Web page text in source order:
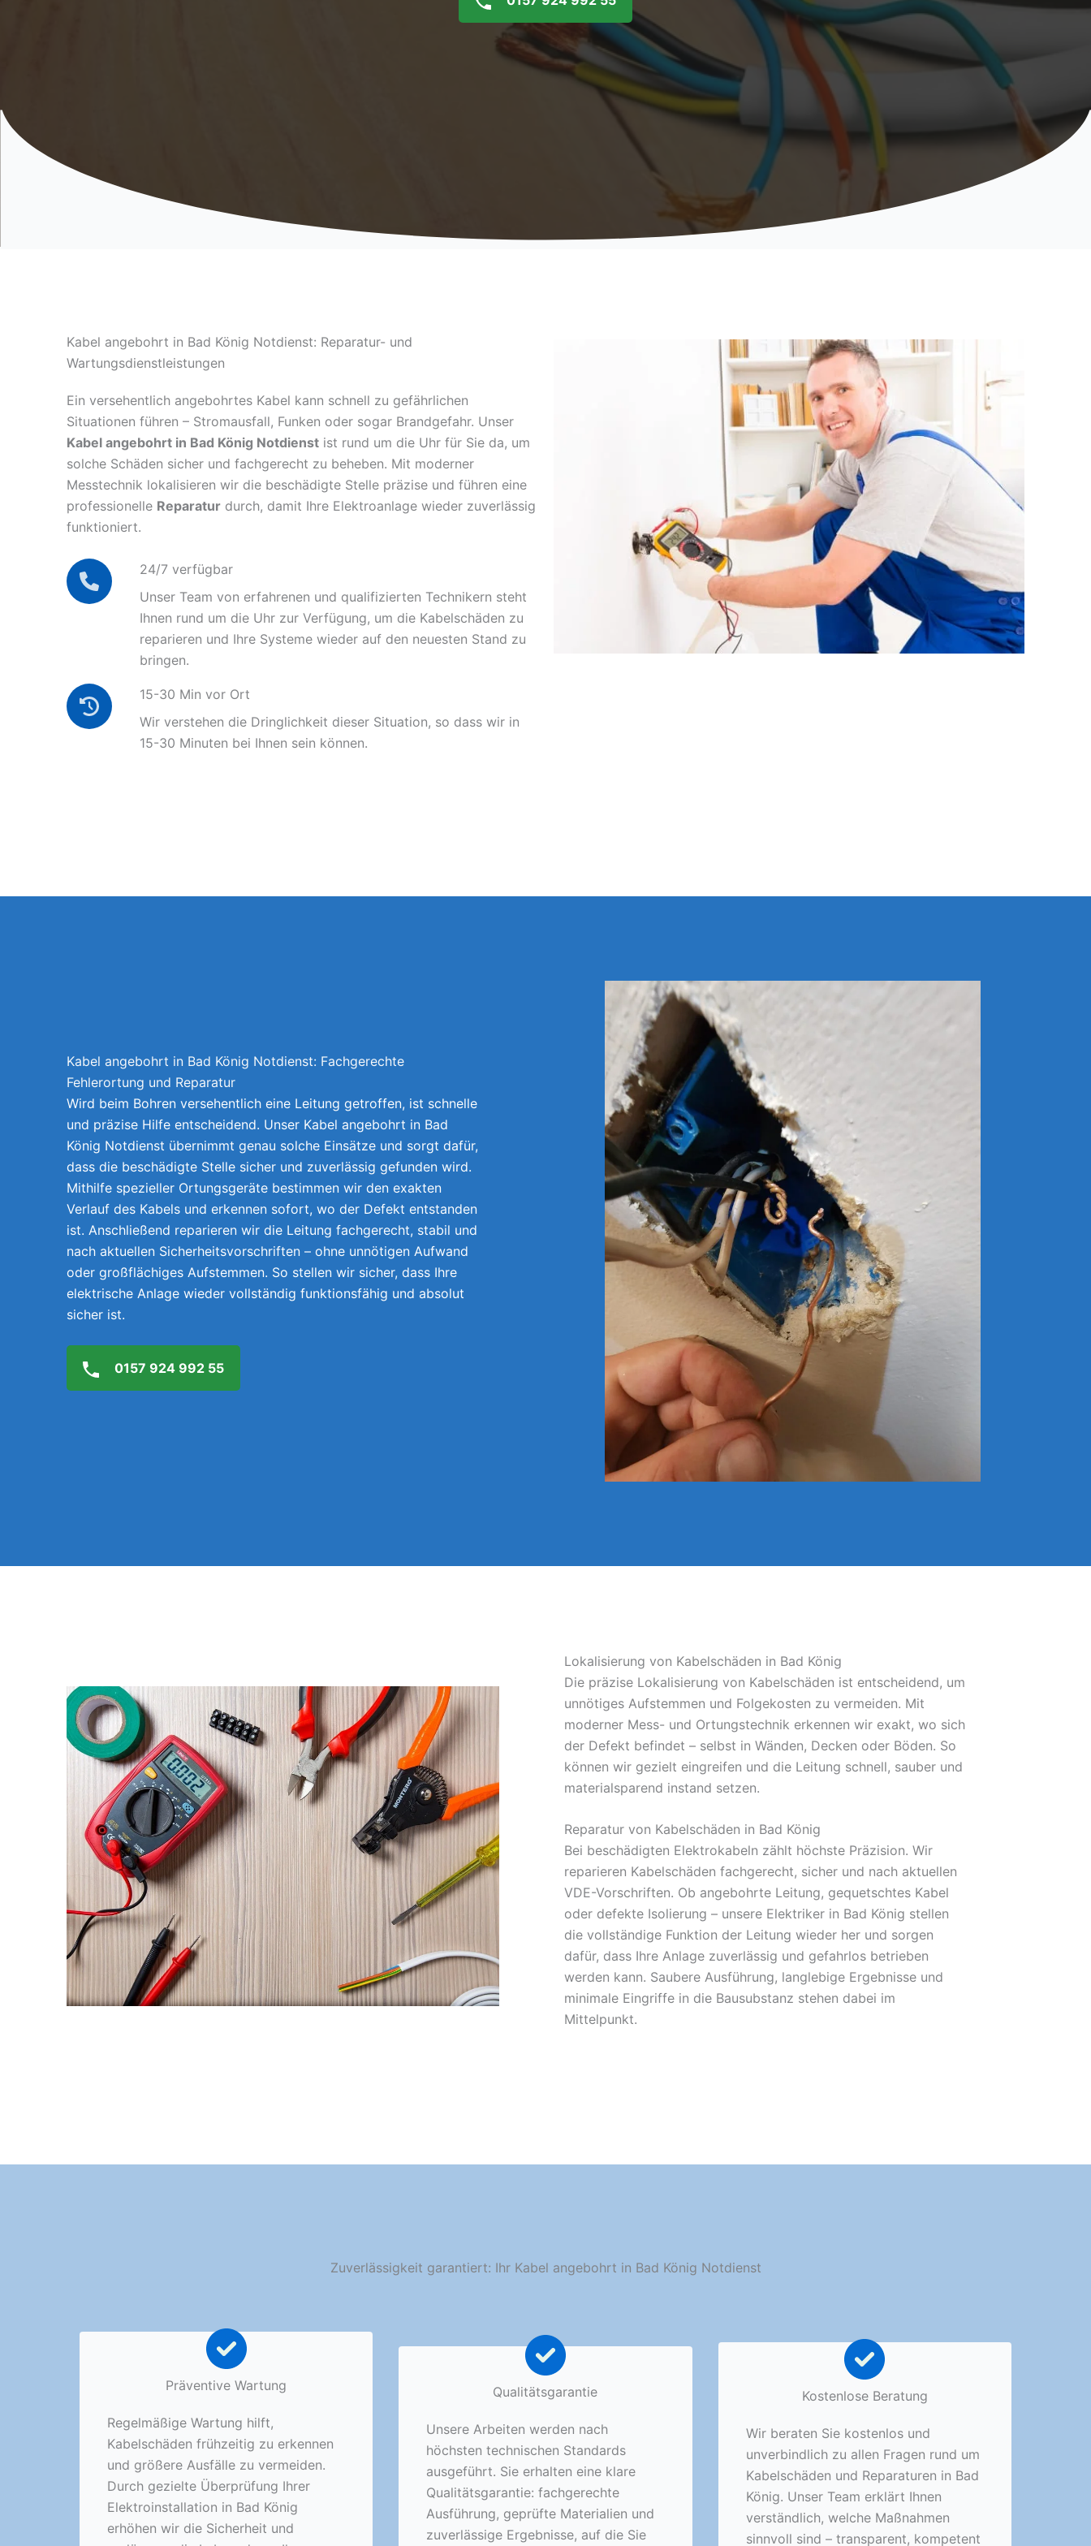
Kabel angebohrt in Bad König Notdienst: Reparatur- und
Wartungsdienstleistungen
Ein versehentlich angebohrtes Kabel kann schnell zu gefährlichen
Situationen führen – Stromausfall, Funken oder sogar Brandgefahr. Unser
Kabel angebohrt in Bad König Notdienst ist rund um die Uhr für Sie da, um
solche Schäden sicher und fachgerecht zu beheben. Mit moderner
Messtechnik lokalisieren wir die beschädigte Stelle präzise und führen eine
professionelle Reparatur durch, damit Ihre Elektroanlage wieder zuverlässig
funktioniert.
24/7 verfügbar
Unser Team von erfahrenen und qualifizierten Technikern steht
Ihnen rund um die Uhr zur Verfügung, um die Kabelschäden zu
reparieren und Ihre Systeme wieder auf den neuesten Stand zu
bringen.
15-30 Min vor Ort
Wir verstehen die Dringlichkeit dieser Situation, so dass wir in
15-30 Minuten bei Ihnen sein können.
Kabel angebohrt in Bad König Notdienst: Fachgerechte
Fehlerortung und Reparatur
Wird beim Bohren versehentlich eine Leitung getroffen, ist schnelle
und präzise Hilfe entscheidend. Unser Kabel angebohrt in Bad
König Notdienst übernimmt genau solche Einsätze und sorgt dafür,
dass die beschädigte Stelle sicher und zuverlässig gefunden wird.
Mithilfe spezieller Ortungsgeräte bestimmen wir den exakten
Verlauf des Kabels und erkennen sofort, wo der Defekt entstanden
ist. Anschließend reparieren wir die Leitung fachgerecht, stabil und
nach aktuellen Sicherheitsvorschriften – ohne unnötigen Aufwand
oder großflächiges Aufstemmen. So stellen wir sicher, dass Ihre
elektrische Anlage wieder vollständig funktionsfähig und absolut
sicher ist.
0157 924 992 55
Lokalisierung von Kabelschäden in Bad König
Die präzise Lokalisierung von Kabelschäden ist entscheidend, um
unnötiges Aufstemmen und Folgekosten zu vermeiden. Mit
moderner Mess- und Ortungstechnik erkennen wir exakt, wo sich
der Defekt befindet – selbst in Wänden, Decken oder Böden. So
können wir gezielt eingreifen und die Leitung schnell, sauber und
materialsparend instand setzen.
Reparatur von Kabelschäden in Bad König
Bei beschädigten Elektrokabeln zählt höchste Präzision. Wir
reparieren Kabelschäden fachgerecht, sicher und nach aktuellen
VDE-Vorschriften. Ob angebohrte Leitung, gequetschtes Kabel
oder defekte Isolierung – unsere Elektriker in Bad König stellen
die vollständige Funktion der Leitung wieder her und sorgen
dafür, dass Ihre Anlage zuverlässig und gefahrlos betrieben
werden kann. Saubere Ausführung, langlebige Ergebnisse und
minimale Eingriffe in die Bausubstanz stehen dabei im
Mittelpunkt.
Zuverlässigkeit garantiert: Ihr Kabel angebohrt in Bad König Notdienst
Präventive Wartung
Regelmäßige Wartung hilft,
Kabelschäden frühzeitig zu erkennen
und größere Ausfälle zu vermeiden.
Durch gezielte Überprüfung Ihrer
Elektroinstallation in Bad König
erhöhen wir die Sicherheit und
Qualitätsgarantie
Unsere Arbeiten werden nach
höchsten technischen Standards
ausgeführt. Sie erhalten eine klare
Qualitätsgarantie: fachgerechte
Ausführung, geprüfte Materialien und
zuverlässige Ergebnisse, auf die Sie
Kostenlose Beratung
Wir beraten Sie kostenlos und
unverbindlich zu allen Fragen rund um
Kabelschäden und Reparaturen in Bad
König. Unser Team erklärt Ihnen
verständlich, welche Maßnahmen
sinnvoll sind – transparent, kompetent